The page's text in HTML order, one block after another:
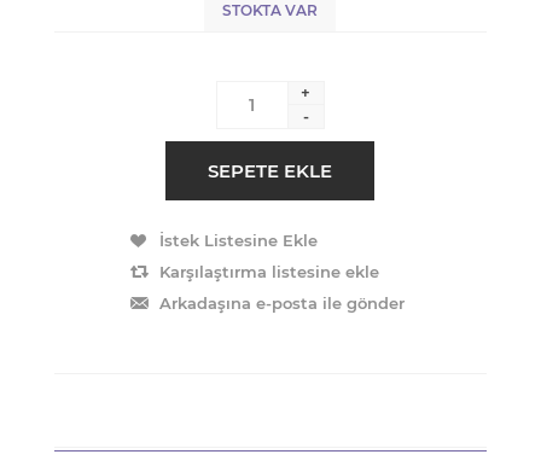
STOKTA VAR
+
-